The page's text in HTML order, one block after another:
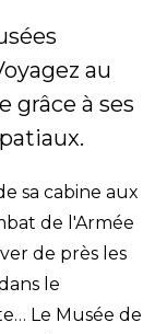
au
grâce à ses
sa cabine aux
de l'Armée
de près les
le
Le Musée de